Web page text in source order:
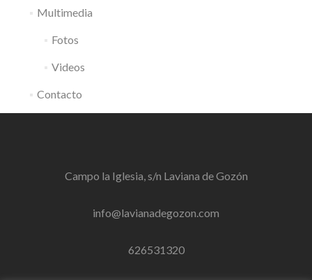
Multimedia
Fotos
Videos
Contacto
Campo la Iglesia, s/n Laviana de Gozón
info@lavianadegozon.com
626531320